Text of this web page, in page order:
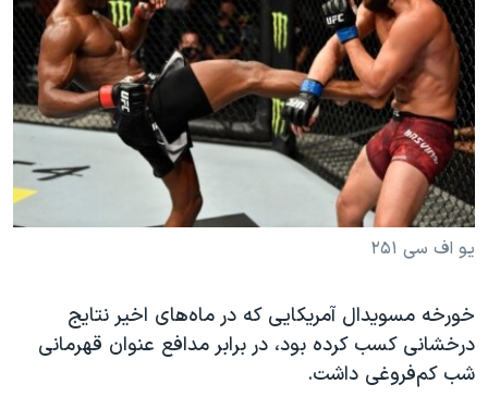
یو اف سی ۲۵۱
خورخه مسویدال آمریکایی که در ماه‌های اخیر نتایج
درخشانی کسب کرده بود، در برابر مدافع عنوان قهرمانی
شب کم‌فروغی داشت.